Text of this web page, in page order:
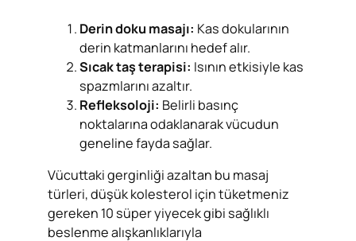
Derin doku masajı: Kas dokularının
derin katmanlarını hedef alır.
Sıcak taş terapisi: Isının etkisiyle kas
spazmlarını azaltır.
Refleksoloji: Belirli basınç
noktalarına odaklanarak vücudun
geneline fayda sağlar.
Vücuttaki gerginliği azaltan bu masaj
türleri, düşük kolesterol için tüketmeniz
gereken 10 süper yiyecek gibi sağlıklı
beslenme alışkanlıklarıyla